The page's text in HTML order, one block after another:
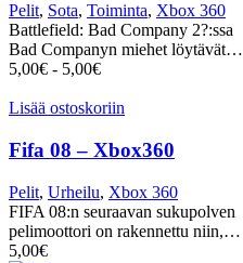
Pelit, Sota, Toiminta, Xbox 360
Battlefield: Bad Company 2?:ssa
Bad Companyn miehet löytävät…
5,00€ - 5,00€
Lisää ostoskoriin
Fifa 08 – Xbox360
Pelit, Urheilu, Xbox 360
FIFA 08:n seuraavan sukupolven
pelimoottori on rakennettu niin,…
5,00€